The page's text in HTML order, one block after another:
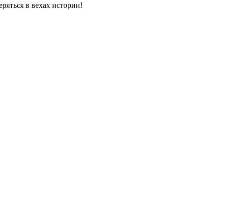
в вехах истории!